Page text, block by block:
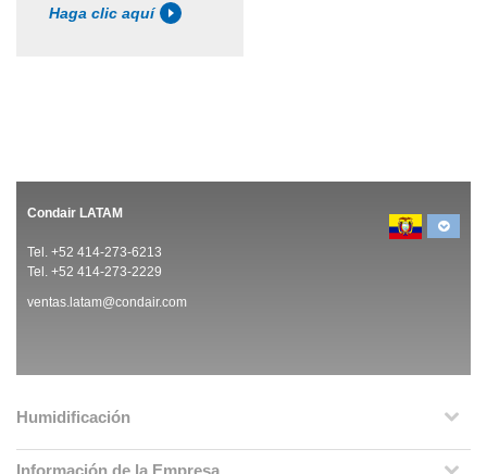
Haga clic aquí
Condair LATAM
Tel. +52 414-273-6213
Tel. +52 414-273-2229
ventas.latam@condair.com
Humidificación